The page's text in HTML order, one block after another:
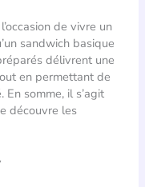
de vivre un
sandwich basique
délivrent une
en permettant de
somme, il s’agit
découvre les